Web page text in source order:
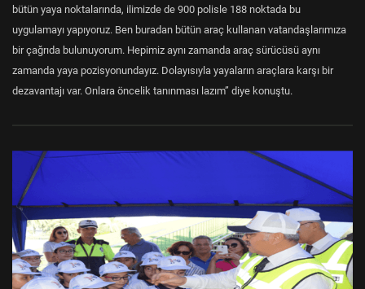
bütün yaya noktalarında, ilimizde de 900 polisle 188 noktada bu
uygulamayı yapıyoruz. Ben buradan bütün araç kullanan vatandaşlarımıza
bir çağrıda bulunuyorum. Hepimiz aynı zamanda araç sürücüsü aynı
zamanda yaya pozisyonundayız. Dolayısıyla yayaların araçlara karşı bir
dezavantajı var. Onlara öncelik tanınması lazım” diye konuştu.